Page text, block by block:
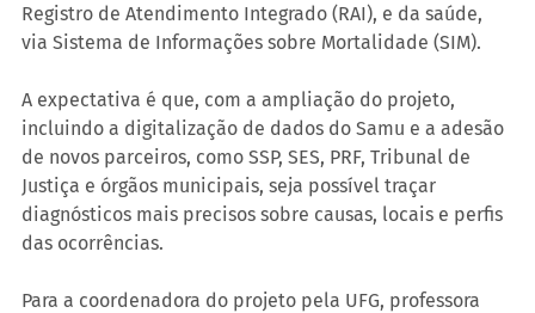
Registro de Atendimento Integrado (RAI), e da saúde,
via Sistema de Informações sobre Mortalidade (SIM).
A expectativa é que, com a ampliação do projeto,
incluindo a digitalização de dados do Samu e a adesão
de novos parceiros, como SSP, SES, PRF, Tribunal de
Justiça e órgãos municipais, seja possível traçar
diagnósticos mais precisos sobre causas, locais e perfis
das ocorrências.
Para a coordenadora do projeto pela UFG, professora